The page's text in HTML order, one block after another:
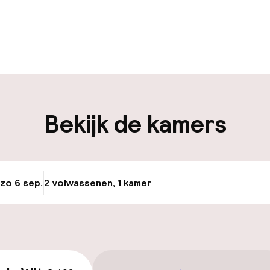
Bekijk de kamers
6 sep.2 volwassenen, 1 kamer